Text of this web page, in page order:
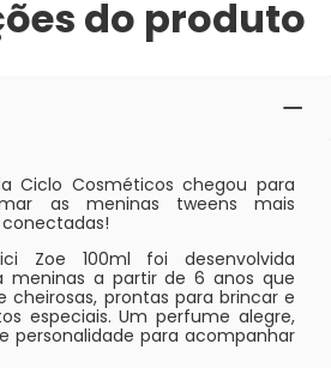
do produto
Ciclo Cosméticos chegou para
as meninas tweens mais
Zoe 100ml foi desenvolvida
meninas a partir de 6 anos que
cheirosas, prontas para brincar e
especiais. Um perfume alegre,
personalidade para acompanhar